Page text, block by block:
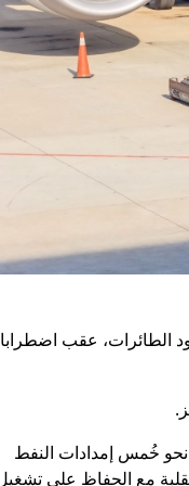
الطائرات، عقب
خُمس إمدادات النفط
مع الحفاظ على